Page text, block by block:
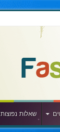
שאלות נפוצות